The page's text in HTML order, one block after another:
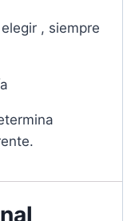
, siempre